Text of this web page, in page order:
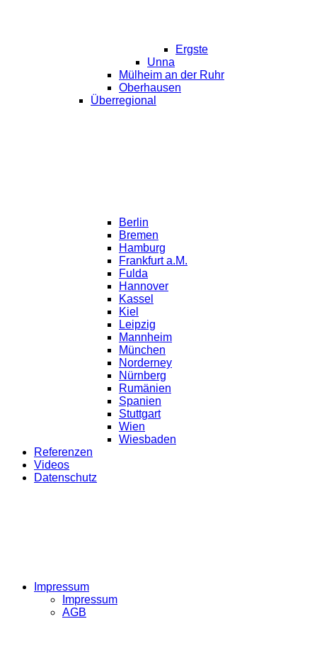
Ergste
Unna
Mülheim an der Ruhr
Oberhausen
Überregional
Berlin
Bremen
Hamburg
Frankfurt a.M.
Fulda
Hannover
Kassel
Kiel
Leipzig
Mannheim
München
Norderney
Nürnberg
Rumänien
Spanien
Stuttgart
Wien
Wiesbaden
Referenzen
Videos
Datenschutz
Impressum
Impressum
AGB